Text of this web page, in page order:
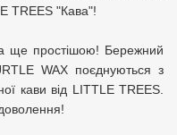
TREES "Кава"!
ще простішою! Бережний
WAX поєднуються з
кави від LITTLE TREES.